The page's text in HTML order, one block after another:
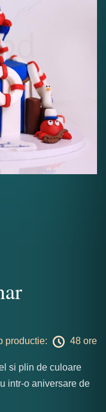
productie: 48 ore
si plin de culoare
intr-o aniversare de